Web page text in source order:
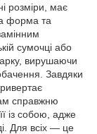
розміри, має
форма та
сумочці або
вирушаючи
Завдяки
справжню
із собою, адже
Для всіх — це